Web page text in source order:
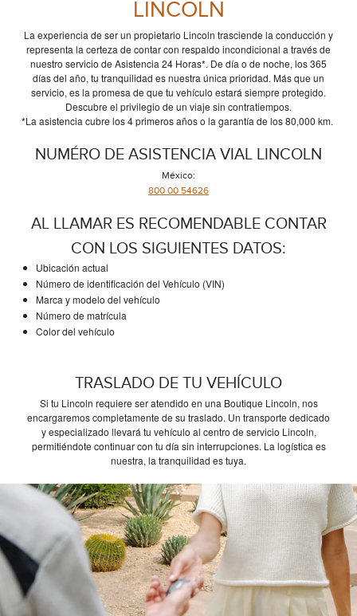
LINCOLN
La experiencia de ser un propietario Lincoln trasciende la conducción y
representa la certeza de contar con respaldo incondicional a través de
nuestro servicio de Asistencia 24 Horas*. De día o de noche, los 365
días del año, tu tranquilidad es nuestra única prioridad. Más que un
servicio, es la promesa de que tu vehículo estará siempre protegido.
Descubre el privilegio de un viaje sin contratiempos.
*La asistencia cubre los 4 primeros años o la garantía de los 80,000 km.
NUMÉRO DE ASISTENCIA VIAL LINCOLN
México:
800 00 54626
AL LLAMAR ES RECOMENDABLE CONTAR
CON LOS SIGUIENTES DATOS:
Ubicación actual
Número de identificación del Vehículo (VIN)
Marca y modelo del vehículo
Número de matrícula
Color del vehículo
TRASLADO DE TU VEHÍCULO
Si tu Lincoln requiere ser atendido en una Boutique Lincoln, nos
encargaremos completamente de su traslado. Un transporte dedicado
y especializado llevará tu vehículo al centro de servicio Lincoln,
permitiéndote continuar con tu día sin interrupciones. La logística es
nuestra, la tranquilidad es tuya.